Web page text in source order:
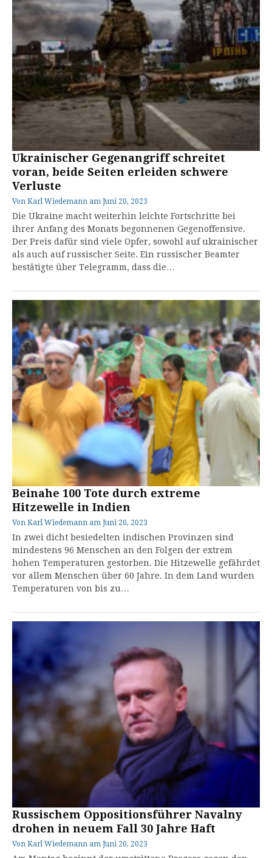
Ukrainischer Gegenangriff schreitet
voran, beide Seiten erleiden schwere
Verluste
Von Karl Wiedemann am Juni 20, 2023
Die Ukraine macht weiterhin leichte Fortschritte bei
ihrer Anfang des Monats begonnenen Gegenoffensive.
Der Preis dafür sind viele Opfer, sowohl auf ukrainischer
als auch auf russischer Seite. Ein russischer Beamter
bestätigte über Telegramm, dass die…
Beinahe 100 Tote durch extreme
Hitzewelle in Indien
Von Karl Wiedemann am Juni 20, 2023
In zwei dicht besiedelten indischen Provinzen sind
mindestens 96 Menschen an den Folgen der extrem
hohen Temperaturen gestorben. Die Hitzewelle gefährdet
vor allem Menschen über 60 Jahre. In dem Land wurden
Temperaturen von bis zu…
Russischem Oppositionsführer Navalny
drohen in neuem Fall 30 Jahre Haft
Von Karl Wiedemann am Juni 20, 2023